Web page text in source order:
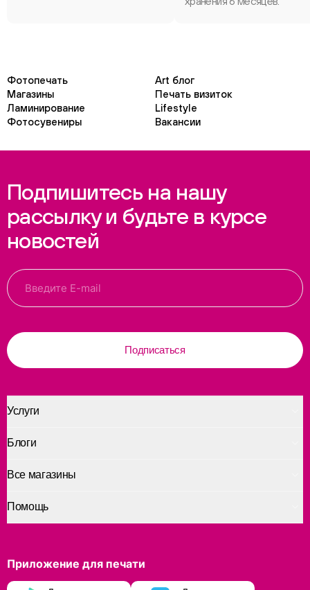
Фотопечать
Art блог
Магазины
Печать визиток
Ламинирование
Lifestyle
Фотосувениры
Вакансии
Подпишитесь на нашу
рассылку и будьте в курсе
новостей
Подписаться
Услуги
Помощь
Блоги
Все магазины
Приложение для печати